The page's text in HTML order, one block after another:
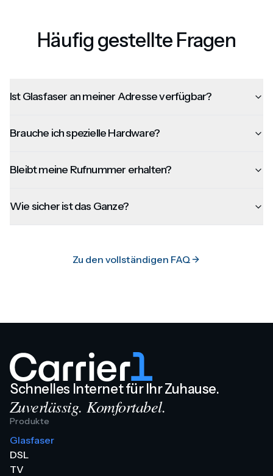
Häufig gestellte Fragen
Ist Glasfaser an meiner Adresse verfügbar?
Brauche ich spezielle Hardware?
Bleibt meine Rufnummer erhalten?
Wie sicher ist das Ganze?
Zu den vollständigen FAQ
Schnelles Internet für Ihr Zuhause.
Zuverlässig. Komfortabel.
Produkte
Glasfaser
DSL
TV